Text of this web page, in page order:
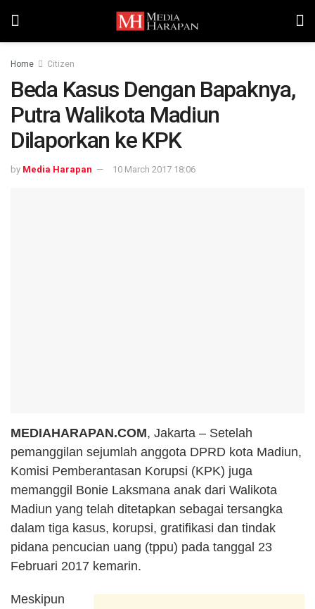
Home Citizen
Beda Kasus Dengan Bapaknya,
Putra Walikota Madiun
Dilaporkan ke KPK
by Media Harapan 10 March 2017 18:06
MEDIAHARAPAN.COM, Jakarta – Setelah
pemanggilan sejumlah anggota DPRD kota Madiun,
Komisi Pemberantasan Korupsi (KPK) juga
memanggil Bonie Laksmana anak dari Walikota
Madiun yang telah ditetapkan sebagai tersangka
dalam tiga kasus, korupsi, gratifikasi dan tindak
pidana pencucian uang (tppu) pada tanggal 23
Februari 2017 kemarin.
Meskipun